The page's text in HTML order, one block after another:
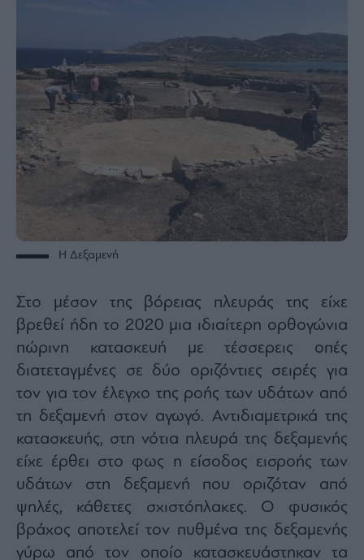
Η Δεξαμενή
Στο μέσον της βόρειας πλευράς της είχε
βρεθεί ήδη το 2020 μια ιδιαίτερη ορθογώνια
πώρινη κατασκευή με τέσσερεις οπές
διατεταγμένες σε δύο οριζόντιες σειρές για
τον για τον έλεγχο της ροής των υδάτων από
τη δεξαμενή στον αγωγό. Αντιδιαμετρικά της
κατασκευής, στη νότια πλευρά της δεξαμενής
είχε έρθει στο φως η είσοδος εισροής των
υδάτων στη δεξαμενή που οριζόταν από
ψηλές, κάθετες σχιστόπλακες. Ο φυσικός
βράχος αποτελεί τον πυθμένα της δεξαμενής
γύρω από τον οποίο κατασκευάστηκαν τα